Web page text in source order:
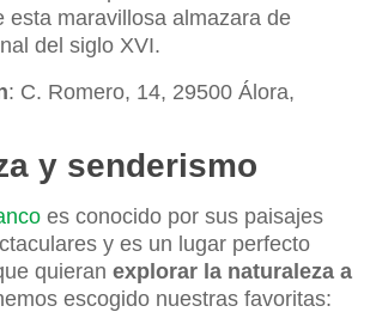
esta maravillosa almazara de
del siglo XVI.
: C. Romero, 14, 29500 Álora,
y senderismo
es conocido por sus paisajes
y es un lugar perfecto
quieran explorar la naturaleza a
escogido nuestras favoritas: